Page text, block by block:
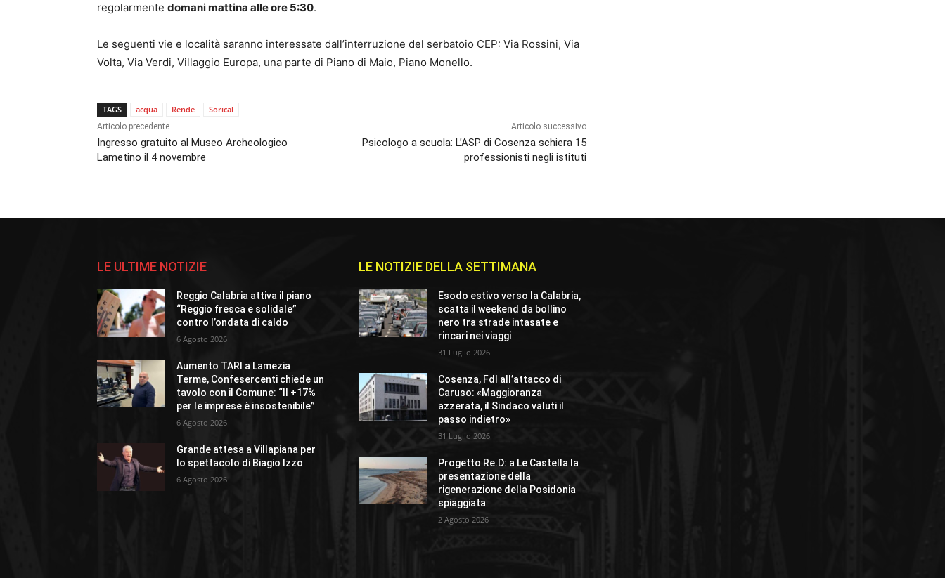
regolarmente domani mattina alle ore 5:30.
Le seguenti vie e località saranno interessate dall’interruzione del serbatoio CEP: Via Rossini, Via
Volta, Via Verdi, Villaggio Europa, una parte di Piano di Maio, Piano Monello.
TAGS acqua Rende Sorical
Articolo precedente
Ingresso gratuito al Museo Archeologico
Lametino il 4 novembre
Articolo successivo
Psicologo a scuola: L’ASP di Cosenza schiera 15
professionisti negli istituti
LE ULTIME NOTIZIE
Reggio Calabria attiva il piano
“Reggio fresca e solidale”
contro l’ondata di caldo
6 Agosto 2026
Aumento TARI a Lamezia
Terme, Confesercenti chiede un
tavolo con il Comune: “Il +17%
per le imprese è insostenibile”
6 Agosto 2026
Grande attesa a Villapiana per
lo spettacolo di Biagio Izzo
6 Agosto 2026
LE NOTIZIE DELLA SETTIMANA
Esodo estivo verso la Calabria,
scatta il weekend da bollino
nero tra strade intasate e
rincari nei viaggi
31 Luglio 2026
Cosenza, FdI all’attacco di
Caruso: «Maggioranza
azzerata, il Sindaco valuti il
passo indietro»
31 Luglio 2026
Progetto Re.D: a Le Castella la
presentazione della
rigenerazione della Posidonia
spiaggiata
2 Agosto 2026